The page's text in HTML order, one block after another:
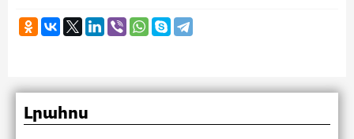
Լրահոս